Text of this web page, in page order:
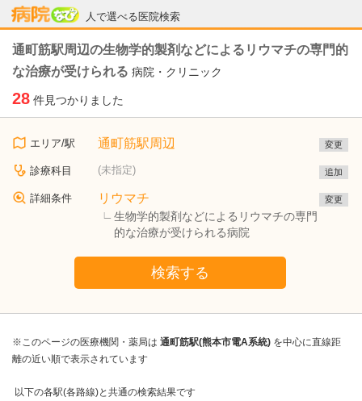
人で選べる医院検索
病院なび
通町筋駅周辺の生物学的製剤などによるリウマチの専門的
な治療が受けられる 病院・クリニック
28 件見つかりました
エリア/駅 通町筋駅周辺 変更
診療科目 (未指定) 追加
詳細条件 リウマチ
生物学的製剤などによるリウマチの専門
的な治療が受けられる病院
変更
検索する
※このページの医療機関・薬局は 通町筋駅(熊本市電A系統) を中心に直線距
離の近い順で表示されています
以下の各駅(各路線)と共通の検索結果です